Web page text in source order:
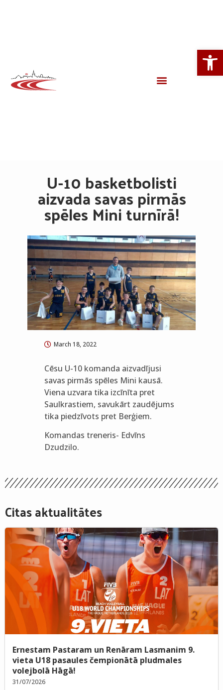
U-10 basketbolisti
aizvada savas pirmās
spēles Mini turnīrā!
March 18, 2022
Cēsu U-10 komanda aizvadījusi
savas pirmās spēles Mini kausā.
Viena uzvara tika izcīnīta pret
Saulkrastiem, savukārt zaudējums
tika piedzīvots pret Berģiem.
Komandas treneris- Edvīns
Dzudzilo.
Citas aktualitātes
Ernestam Pastaram un Renāram Lasmanim 9.
vieta U18 pasaules čempionātā pludmales
volejbolā Hāgā!
31/07/2026